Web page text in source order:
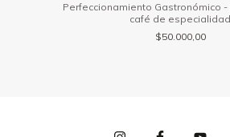
Perfeccionamiento Gastronómico -
café de especialidad
$50.000,00